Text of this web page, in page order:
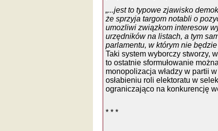
„...jest to typowe zjawisko
że sprzyja targom notabli o
umozliwi związkom interesow
urzędników na listach, a tym
parlamentu, w którym nie
Taki system wyborczy stworzy,
to ostatnie sformułowanie
monopolizacja władzy w partii
osłabieniu roli elektoratu w
ograniczająco na konkurencję
* * *